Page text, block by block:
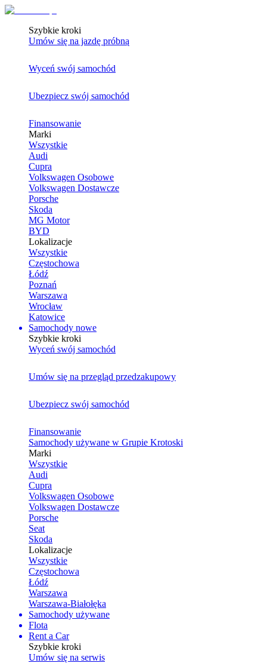
Szybkie kroki
Umów się na jazdę próbną
Wyceń swój samochód
Ubezpiecz swój samochód
Finansowanie
Marki
Wszystkie
Audi
Cupra
Volkswagen Osobowe
Volkswagen Dostawcze
Porsche
Skoda
MG Motor
BYD
Lokalizacje
Wszystkie
Częstochowa
Łódź
Poznań
Warszawa
Wrocław
Katowice
Samochody nowe
Szybkie kroki
Wyceń swój samochód
Umów się na przegląd przedzakupowy
Ubezpiecz swój samochód
Finansowanie
Samochody używane w Grupie Krotoski
Marki
Wszystkie
Audi
Cupra
Volkswagen Osobowe
Volkswagen Dostawcze
Porsche
Seat
Skoda
Lokalizacje
Wszystkie
Częstochowa
Łódź
Warszawa
Warszawa-Białołęka
Samochody używane
Flota
Rent a Car
Szybkie kroki
Umów się na serwis